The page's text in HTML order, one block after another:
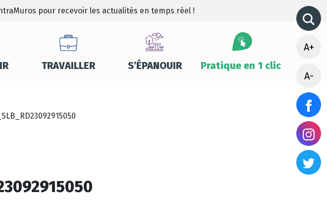
pour recevoir les actualités en temps réel !
TRAVAILLER S’ÉPANOUIR Pratique en 1 clic
A+
A-